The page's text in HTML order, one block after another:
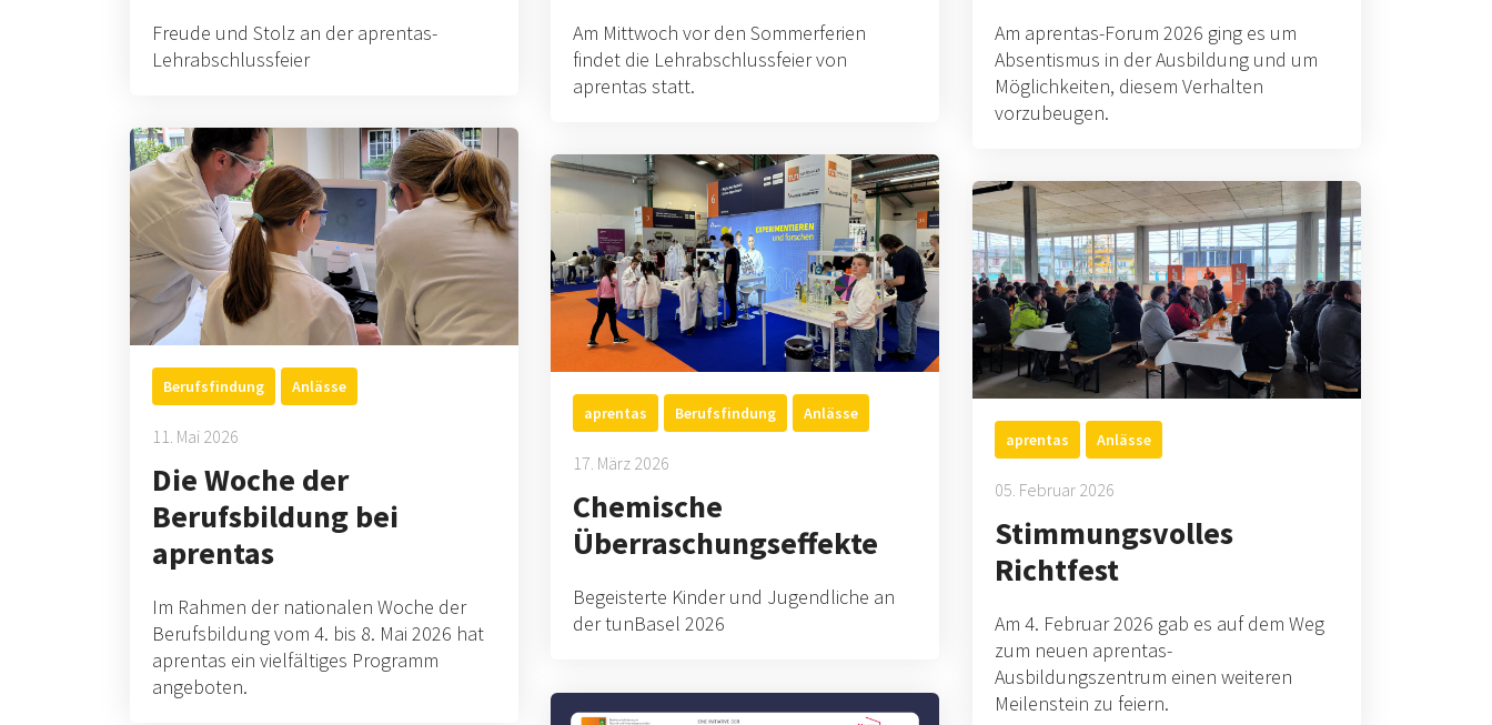
Freude und Stolz an der aprentas-
Lehrabschlussfeier
Am Mittwoch vor den Sommerferien
findet die Lehrabschlussfeier von
aprentas statt.
Am aprentas-Forum 2026 ging es um
Absentismus in der Ausbildung und um
Möglichkeiten, diesem Verhalten
vorzubeugen.
Berufsfindung Anlässe
11. Mai 2026
Die Woche der
Berufsbildung bei
aprentas
Im Rahmen der nationalen Woche der
Berufsbildung vom 4. bis 8. Mai 2026 hat
aprentas ein vielfältiges Programm
angeboten.
aprentas Berufsfindung Anlässe
17. März 2026
Chemische
Überraschungseffekte
Begeisterte Kinder und Jugendliche an
der tunBasel 2026
aprentas Anlässe
05. Februar 2026
Stimmungsvolles
Richtfest
Am 4. Februar 2026 gab es auf dem Weg
zum neuen aprentas-
Ausbildungszentrum einen weiteren
Meilenstein zu feiern.